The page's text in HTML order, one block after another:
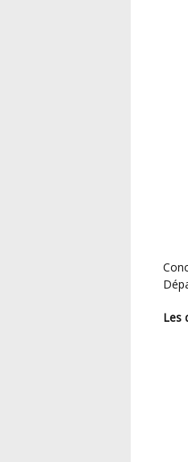
Concernant les catégories U15 & U18, masculines et féminines, les vainqueurs des Finales